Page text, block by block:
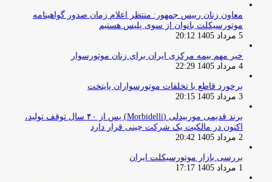
معاون زنان رییس جمهور: منتظر اعلام زمان صدور گواهینامه
موتورسیکلت بانوان از سوی پلیس هستیم
5 مرداد 1405 20:12
خبر مهم بیمه مرکزی ایران برای زنان موتورسوار
4 مرداد 1405 22:29
برخورد قاطع با تخلفات موتورسواران پایتخت
3 مرداد 1405 20:15
برند قدیمی موربیدلی (Morbidelli) پس از ۴۰ سال توقف تولید،
اکنون در مالکیت یک شرکت چینی قرار دارد
2 مرداد 1405 20:42
بررسی بازار موتورسیکلت ایران
1 مرداد 1405 17:17